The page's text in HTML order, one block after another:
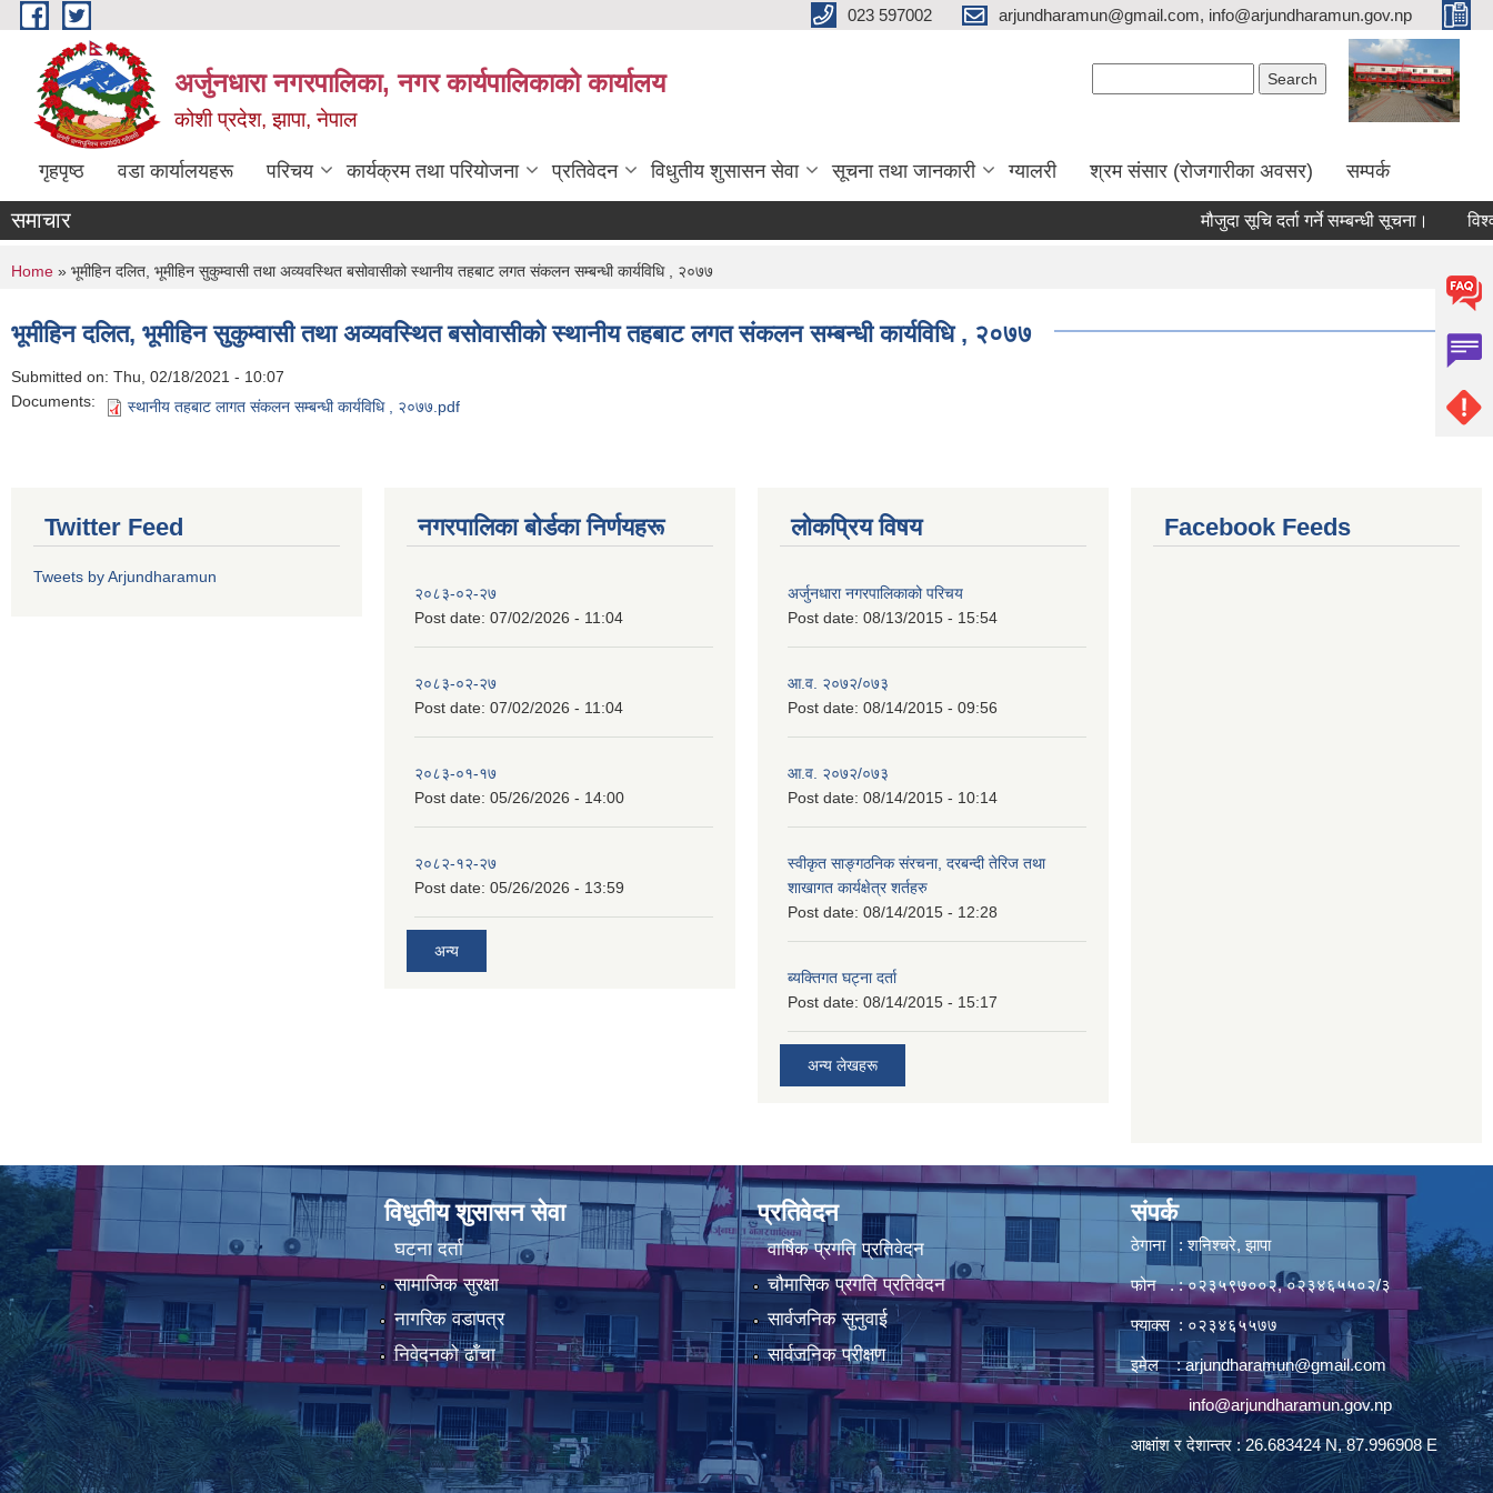
Skip to main content 023 597002 arjundharamun@gmail.com, info@arjundharamun.gov.np
अर्जुनधारा नगरपालिका, नगर कार्यपालिकाको कार्यालय
कोशी प्रदेश, झापा, नेपाल
गृहपृष्ठ वडा कार्यालयहरू परिचय कार्यक्रम तथा परियोजना प्रतिवेदन विधुतीय शुसासन सेवा सूचना तथा जानकारी ग्यालरी श्रम संसार (रोजगारीका अवसर) सम्पर्क
समाचार मौजुदा सूचि दर्ता गर्ने सम्बन्धी सूचना। विश्व
You are here
Home » भूमीहिन दलित, भूमीहिन सुकुम्वासी तथा अव्यवस्थित बसोवासीको स्थानीय तहबाट लगत संकलन सम्बन्धी कार्यविधि , २०७७
भूमीहिन दलित, भूमीहिन सुकुम्वासी तथा अव्यवस्थित बसोवासीको स्थानीय तहबाट लगत संकलन सम्बन्धी कार्यविधि , २०७७
Submitted on: Thu, 02/18/2021 - 10:07
Documents:
स्थानीय तहबाट लागत संकलन सम्बन्धी कार्यविधि , २०७७.pdf
Twitter Feed
Tweets by Arjundharamun
नगरपालिका बाेर्डका निर्णयहरू
२०८३-०२-२७
Post date: 07/02/2026 - 11:04
२०८३-०२-२७
Post date: 07/02/2026 - 11:04
२०८३-०१-१७
Post date: 05/26/2026 - 14:00
२०८२-१२-२७
Post date: 05/26/2026 - 13:59
अन्य
लोकप्रिय विषय
अर्जुनधारा नगरपालिकाको परिचय
Post date: 08/13/2015 - 15:54
आ.व. २०७२/०७३
Post date: 08/14/2015 - 09:56
आ.व. २०७२/०७३
Post date: 08/14/2015 - 10:14
स्वीकृत साङ्गठनिक संरचना, दरबन्दी तेरिज तथा
शाखागत कार्यक्षेत्र शर्तहरु
Post date: 08/14/2015 - 12:28
ब्यक्तिगत घट्ना दर्ता
Post date: 08/14/2015 - 15:17
अन्य लेखहरू
Facebook Feeds
विधुतीय शुसासन सेवा
घटना दर्ता
सामाजिक सुरक्षा
नागरिक वडापत्र
निवेदनको ढाँचा
प्रतिवेदन
वार्षिक प्रगति प्रतिवेदन
चौमासिक प्रगति प्रतिवेदन
सार्वजनिक सुनुवाई
सार्वजनिक परीक्षण
संपर्क
ठेगाना : शनिश्चरे, झापा
फोन . : ०२३५९७००२, ०२३४६५५०२/३
फ्याक्स : ०२३४६५५७७
इमेल :arjundharamun@gmail.com
info@arjundharamun.gov.np
आक्षांश र देशान्तर : 26.683424 N, 87.996908 E